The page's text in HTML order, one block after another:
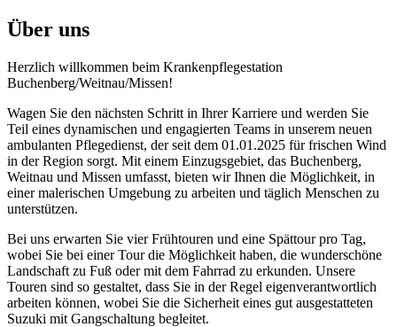
Über uns
Herzlich willkommen beim Krankenpflegestation
Buchenberg/Weitnau/Missen!
Wagen Sie den nächsten Schritt in Ihrer Karriere und werden Sie
Teil eines dynamischen und engagierten Teams in unserem neuen
ambulanten Pflegedienst, der seit dem 01.01.2025 für frischen Wind
in der Region sorgt. Mit einem Einzugsgebiet, das Buchenberg,
Weitnau und Missen umfasst, bieten wir Ihnen die Möglichkeit, in
einer malerischen Umgebung zu arbeiten und täglich Menschen zu
unterstützen.
Bei uns erwarten Sie vier Frühtouren und eine Spättour pro Tag,
wobei Sie bei einer Tour die Möglichkeit haben, die wunderschöne
Landschaft zu Fuß oder mit dem Fahrrad zu erkunden. Unsere
Touren sind so gestaltet, dass Sie in der Regel eigenverantwortlich
arbeiten können, wobei Sie die Sicherheit eines gut ausgestatteten
Suzuki mit Gangschaltung begleitet.